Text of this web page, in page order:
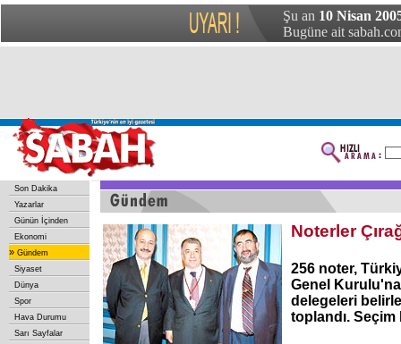
Şu an 10 Nisan
Bugüne ait
Son Dakika
Yazarlar
Günün İçinden
Ekonomi
» Gündem
Siyaset
Dünya
Spor
Hava Durumu
Sarı Sayfalar
Noterler
256 noter,
Genel
delegeleri
toplandı.